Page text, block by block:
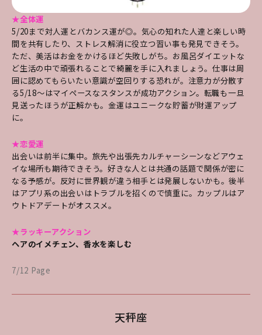
★全体運
5/20まで対人運とバカンス運が◎。気心の知れた人達と楽しい時
間を共有したり、ストレス解消に役立つ習い事も発見できそう。
ただ、美活はお金をかけるほど失敗しがち。お風呂ダイエットな
ど生活の中で頑張れることで綺麗を手に入れましょう。仕事は周
囲に認めてもらいたい意識が空回りする恐れが。注意力が分散す
る5/18～はマイペースなスタンスが成功アクション。転職も一旦
見送ったほうが正解かも。金運はユニークな貯蓄が財運アップ
に。
★恋愛運
出会いは前半に集中。旅先や出張先カルチャーシーンなどアウェ
イな場所も期待できそう。好きな人とは共通の話題で関係が密に
なる予感が。反対に世界観が違う相手とは発展しないかも。後半
はアプリ系の出会いはトラブルを招くので慎重に。カップルはア
ウトドアデートがオススメ。
★ラッキーアクション
ヘアのイメチェン、香水を楽しむ
7/12 Page
天秤座